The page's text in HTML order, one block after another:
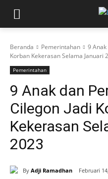
Beranda Pemerintahan
9
Korban Kekerasan Selama Januari
Pemerintahan
9 Anak dan
Cilegon Jadi
Kekerasan
2023
By Adji Ramadhan Februari